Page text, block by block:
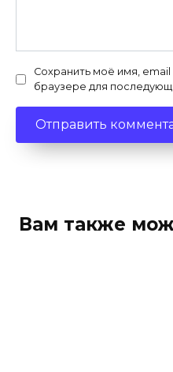
Сохранить моё имя, email
браузере для
Вам также